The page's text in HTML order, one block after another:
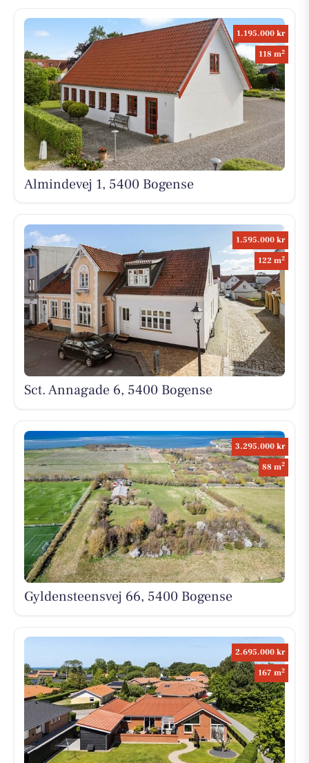
1.195.000 kr
118 m2
Almindevej 1, 5400 Bogense
1.595.000 kr
122 m2
Sct. Annagade 6, 5400 Bogense
3.295.000 kr
88 m2
Gyldensteensvej 66, 5400 Bogense
2.695.000 kr
167 m2